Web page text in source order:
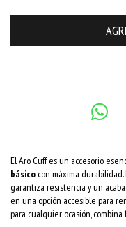
El Aro Cuff es un accesorio
básico con máxima durabilidad.
garantiza resistencia y un
en una opción accesible para
para cualquier ocasión,